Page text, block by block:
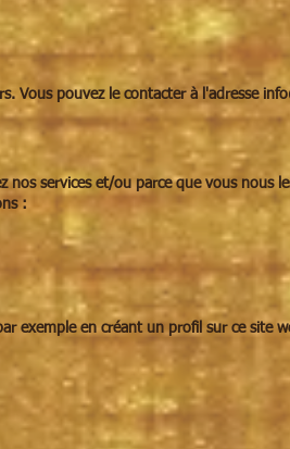
Vous pouvez le contacter à l'adresse
services et/ou parce que vous nous
:
exemple en créant un profil sur ce site